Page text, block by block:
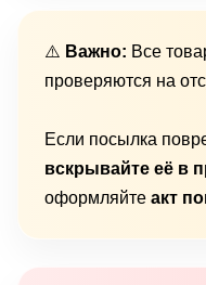
⚠️ Важно: Все
проверяются на
Если посылка
вскрывайте её в
оформляйте акт